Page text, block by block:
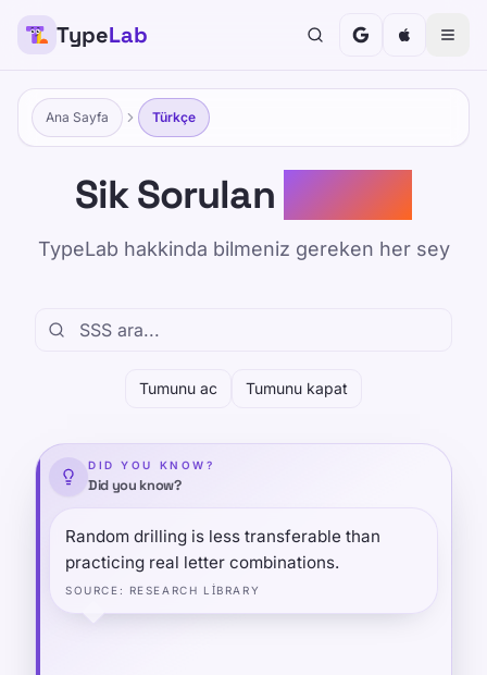
TypeLab
Ana Sayfa Türkçe
Sik SorulanSorular
TypeLab hakkinda bilmeniz gereken her sey
Tumunu ac Tumunu kapat
DID YOU KNOW?
Did you know?
Random drilling is less transferable than
practicing real letter combinations.
SOURCE : RESEARCH LIBRARY